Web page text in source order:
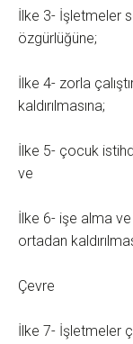
İlke 3- İşletmeler
özgürlüğüne;
İlke 4- zorla
kaldırılmasına;
İlke 5- çocuk
ve
İlke 6- işe alma ve
ortadan
Çevre
İlke 7- İşletmeler